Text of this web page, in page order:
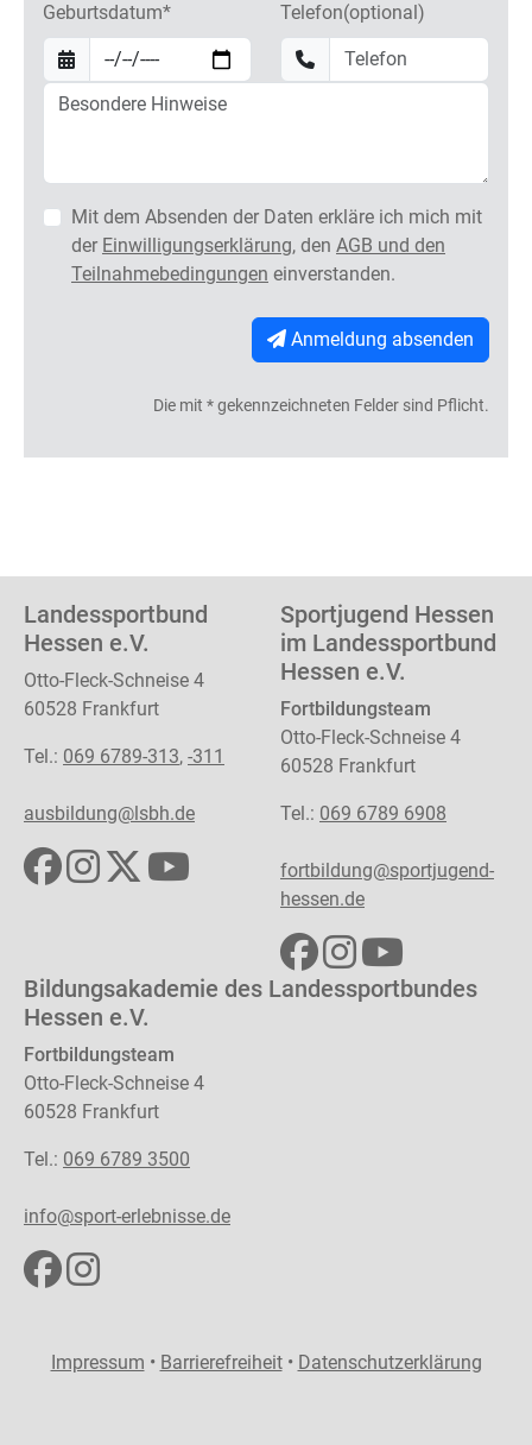
Geburtsdatum* Telefon(optional)
Mit dem Absenden der Daten erkläre ich mich mit
der Einwilligungserklärung, den AGB und den
Teilnahmebedingungen einverstanden.
Anmeldung absenden
Die mit * gekennzeichneten Felder sind Pflicht.
Landessportbund
Hessen e.V.
Otto-Fleck-Schneise 4
60528 Frankfurt
Tel.: 069 6789-313, -311
ausbildung@lsbh.de
Sportjugend Hessen
im Landessportbund
Hessen e.V.
Fortbildungsteam
Otto-Fleck-Schneise 4
60528 Frankfurt
Tel.: 069 6789 6908
fortbildung@sportjugend-
hessen.de
Bildungsakademie des Landessportbundes
Hessen e.V.
Fortbildungsteam
Otto-Fleck-Schneise 4
60528 Frankfurt
Tel.: 069 6789 3500
info@sport-erlebnisse.de
Impressum • Barrierefreiheit• Datenschutzerklärung